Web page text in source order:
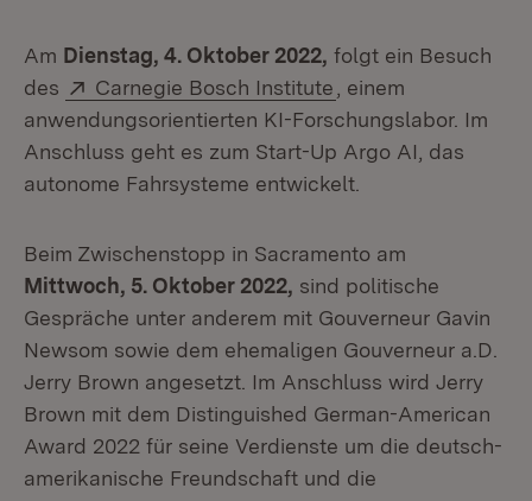
Am Dienstag, 4. Oktober 2022, folgt ein Besuch
des
Extern:
Carnegie Bosch Institute (Öffnet in neuem
, einem
anwendungsorientierten KI-Forschungslabor. Im
Anschluss geht es zum Start-Up Argo AI, das
autonome Fahrsysteme entwickelt.
Beim Zwischenstopp in Sacramento am
Mittwoch, 5. Oktober 2022, sind politische
Gespräche unter anderem mit Gouverneur Gavin
Newsom sowie dem ehemaligen Gouverneur a.D.
Jerry Brown angesetzt. Im Anschluss wird Jerry
Brown mit dem Distinguished German-American
Award 2022 für seine Verdienste um die deutsch-
amerikanische Freundschaft und die